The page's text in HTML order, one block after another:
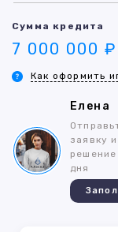
Сумма кредита
7 000 000 ₽
Как оформить
Елена
заявку
дня